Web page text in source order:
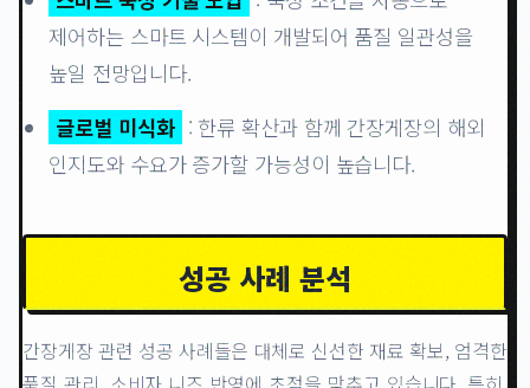
제어하는 스마트 시스템이 개발되어 품질 일관성을
높일 전망입니다.
글로벌 미식화 : 한류 확산과 함께 간장게장의 해외
인지도와 수요가 증가할 가능성이 높습니다.
성공 사례 분석
간장게장 관련 성공 사례들은 대체로 신선한 재료 확보, 엄격한